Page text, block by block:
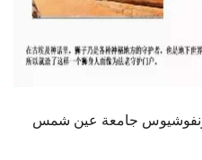
الزائـرون
كونفوشيوس جامعة عين شمس